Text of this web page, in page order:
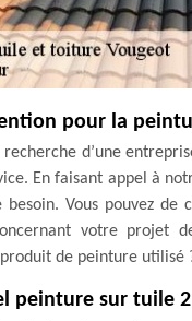
pour la
recherche d’une
En faisant appel à
besoin. Vous pouvez
votre projet
de peinture utilisé
peinture sur tuile